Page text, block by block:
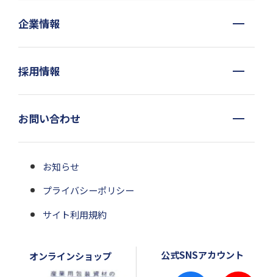
オンラインショップ 公式SNSアカウント
企業情報
採用情報
お問い合わせ
お知らせ
プライバシーポリシー
サイト利用規約